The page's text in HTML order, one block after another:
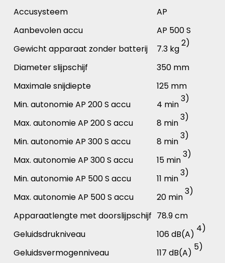
Accusysteem
AP
Aanbevolen accu
AP 500 S
Gewicht apparaat zonder batterij
7.3 kg
2)
Diameter slijpschijf
350 mm
Maximale snijdiepte
125 mm
Min. autonomie AP 200 S accu
4 min
3)
Max. autonomie AP 200 S accu 8 min
3)
Min. autonomie AP 300 S accu 8 min
3)
Max. autonomie AP 300 S accu 15 min
3)
Min. autonomie AP 500 S accu 11 min
3)
Max. autonomie AP 500 S accu 20 min
3)
Apparaatlengte met doorslijpschijf 78.9 cm
Geluidsdrukniveau
106 dB(A)
4)
Geluidsvermogenniveau 117 dB(A)
5)